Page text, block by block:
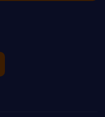
op Instagram
op Youtube
Sporten op